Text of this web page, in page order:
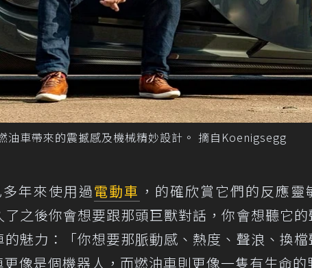
車帶來的震撼感及機械精妙設計。 摘自Koenigsegg
年來使用過電動車 ，的確欣賞它們的反應靈
之後你會想要跟那頭巨獸對話，你會想聽它
的魅力：「你想要那脈動感、熱度、聲浪、換
像是個機器人，而燃油車則更像一隻有生命的